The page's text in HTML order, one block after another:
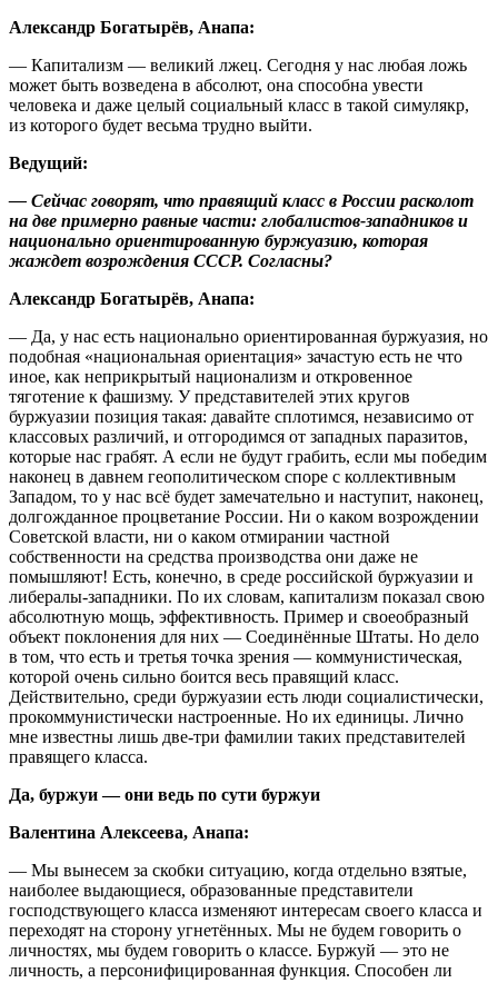
Александр Богатырёв, Анапа:
— Капитализм — великий лжец. Сегодня у нас любая ложь
может быть возведена в абсолют, она способна увести
человека и даже целый социальный класс в такой симулякр,
из которого будет весьма трудно выйти.
Ведущий:
— Сейчас говорят, что правящий класс в России расколот
на две примерно равные части: глобалистов-западников и
национально ориентированную буржуазию, которая
жаждет возрождения СССР. Согласны?
Александр Богатырёв, Анапа:
— Да, у нас есть национально ориентированная буржуазия, но
подобная «национальная ориентация» зачастую есть не что
иное, как неприкрытый национализм и откровенное
тяготение к фашизму. У представителей этих кругов
буржуазии позиция такая: давайте сплотимся, независимо от
классовых различий, и отгородимся от западных паразитов,
которые нас грабят. А если не будут грабить, если мы победим
наконец в давнем геополитическом споре с коллективным
Западом, то у нас всё будет замечательно и наступит, наконец,
долгожданное процветание России. Ни о каком возрождении
Советской власти, ни о каком отмирании частной
собственности на средства производства они даже не
помышляют! Есть, конечно, в среде российской буржуазии и
либералы-западники. По их словам, капитализм показал свою
абсолютную мощь, эффективность. Пример и своеобразный
объект поклонения для них — Соединённые Штаты. Но дело
в том, что есть и третья точка зрения — коммунистическая,
которой очень сильно боится весь правящий класс.
Действительно, среди буржуазии есть люди социалистически,
прокоммунистически настроенные. Но их единицы. Лично
мне известны лишь две-три фамилии таких представителей
правящего класса.
Да, буржуи — они ведь по сути буржуи
Валентина Алексеева, Анапа:
— Мы вынесем за скобки ситуацию, когда отдельно взятые,
наиболее выдающиеся, образованные представители
господствующего класса изменяют интересам своего класса и
переходят на сторону угнетённых. Мы не будем говорить о
личностях, мы будем говорить о классе. Буржуй — это не
личность, а персонифицированная функция. Способен ли